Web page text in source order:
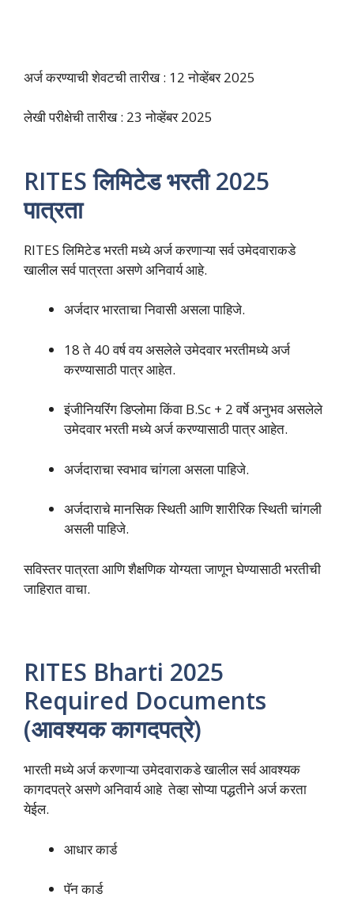
अर्ज करण्याची शेवटची तारीख : 12 नोव्हेंबर 2025
लेखी परीक्षेची तारीख : 23 नोव्हेंबर 2025
RITES लिमिटेड भरती 2025
पात्रता
RITES लिमिटेड भरती मध्ये अर्ज करणाऱ्या सर्व उमेदवाराकडे
खालील सर्व पात्रता असणे अनिवार्य आहे.
अर्जदार भारताचा निवासी असला पाहिजे.
18 ते 40 वर्ष वय असलेले उमेदवार भरतीमध्ये अर्ज
करण्यासाठी पात्र आहेत.
इंजीनियरिंग डिप्लोमा किंवा B.Sc + 2 वर्षे अनुभव असलेले
उमेदवार भरती मध्ये अर्ज करण्यासाठी पात्र आहेत.
अर्जदाराचा स्वभाव चांगला असला पाहिजे.
अर्जदाराचे मानसिक स्थिती आणि शारीरिक स्थिती चांगली
असली पाहिजे.
सविस्तर पात्रता आणि शैक्षणिक योग्यता जाणून घेण्यासाठी भरतीची
जाहिरात वाचा.
RITES Bharti 2025
Required Documents
(आवश्यक कागदपत्रे)
भारती मध्ये अर्ज करणाऱ्या उमेदवाराकडे खालील सर्व आवश्यक
कागदपत्रे असणे अनिवार्य आहे तेव्हा सोप्या पद्धतीने अर्ज करता
येईल.
आधार कार्ड
पॅन कार्ड